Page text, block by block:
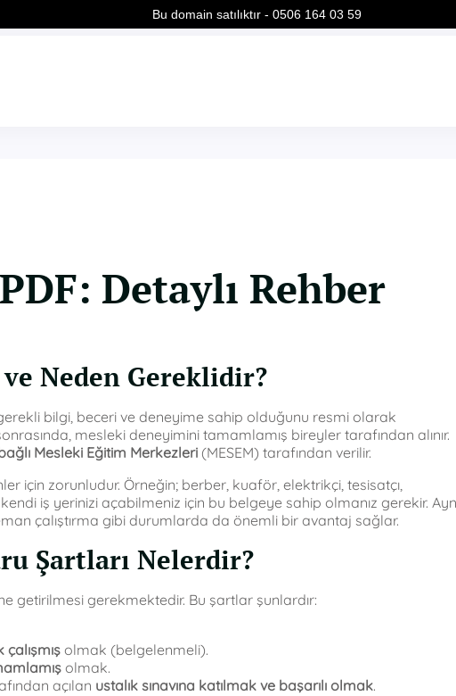
Detaylı Rehber
Neden Gereklidir?
bilgi, beceri ve deneyime sahip olduğunu resmi olarak
mesleki deneyimini tamamlamış bireyler tarafından alınır.
Mesleki Eğitim Merkezleri (MESEM) tarafından verilir.
için zorunludur. Örneğin; berber, kuaför, elektrikçi, tesisatçı,
iş yerinizi açabilmeniz için bu belgeye sahip olmanız gerekir.
çalıştırma gibi durumlarda da önemli bir avantaj sağlar.
Şartları Nelerdir?
getirilmesi gerekmektedir. Bu şartlar şunlardır:
olmak (belgelenmeli).
olmak.
açılan ustalık sınavına katılmak ve başarılı olmak.
Bu domain satılıktır - 0506 164 03 59